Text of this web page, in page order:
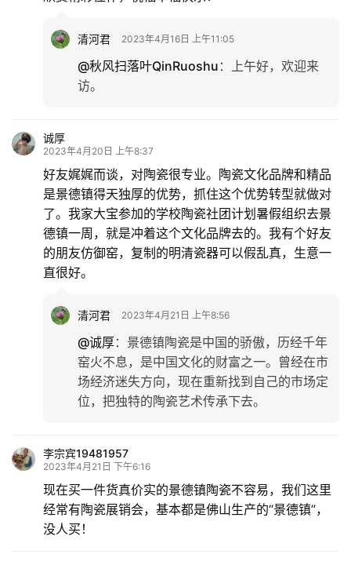
清河君 2023年4月16日 上午11:05
@秋风扫落叶QinRuoshu ： 上午好，欢迎来
访。
诚厚
2023年4月20日 上午8:37
好友娓娓而谈，对陶瓷很专业。陶瓷文化品牌和精品
是景德镇得天独厚的优势，抓住这个优势转型就做对
了。我家大宝参加的学校陶瓷社团计划暑假组织去景
德镇一周，就是冲着这个文化品牌去的。我有个好友
的朋友仿御窑，复制的明清瓷器可以假乱真，生意一
直很好。
清河君 2023年4月21日 上午8:56
@诚厚： 景德镇陶瓷是中国的骄傲，历经千年
窑火不息，是中国文化的财富之一。曾经在市
场经济迷失方向，现在重新找到自己的市场定
位，把独特的陶瓷艺术传承下去。
李宗宾19481957
2023年4月21日 下午6:16
现在买一件货真价实的景德镇陶瓷不容易，我们这里
经常有陶瓷展销会，基本都是佛山生产的“景德镇”，
没人买！